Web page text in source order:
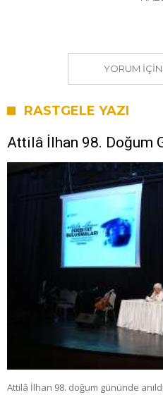
YORUM IÇIN
RASTGELE YAZI
Attilâ İlhan 98. Doğum
Attilâ İlhan 98. doğum gününde